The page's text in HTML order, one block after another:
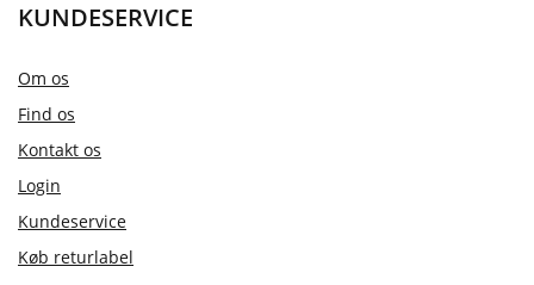
KUNDESERVICE
Om os
Find os
Kontakt os
Login
Kundeservice
Køb returlabel